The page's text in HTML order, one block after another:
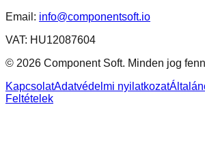
Email: info@componentsoft.io
VAT: HU12087604
© 2026 Component Soft. Minden jog
KapcsolatAdatvédelmi nyilatkozat
Feltételek